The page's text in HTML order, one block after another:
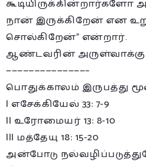
நான் இருக்கிறேன் என
சொல்கிறேன்” என்றார்.
ஆண்டவரின்
——————————————–
பொதுக்காலம் இருபத்து
I எசேக்கியேல் 33: 7-9
II உரோமையர் 13: 8-10
III மத்தேயு 18: 15-20
அன்போடு